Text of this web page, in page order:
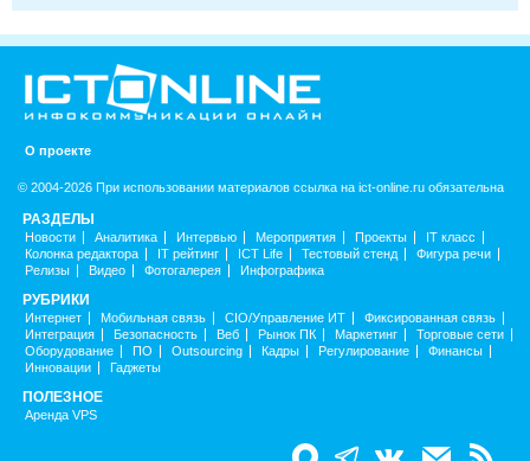
О проекте
© 2004-2026 При использовании материалов ссылка на ict-online.ru обязательна
РАЗДЕЛЫ
Новости Аналитика Интервью Мероприятия Проекты
IT класс
Колонка редактора
IT рейтинг ICT Life Тестовый стенд
Фигура речи
Релизы
Видео Фотогалерея Инфографика
РУБРИКИ
Интернет Мобильная связь CIO/Управление ИТ
Фиксированная связь
Интеграция
Безопасность Веб Рынок ПК Маркетинг
Торговые сети
Оборудование
ПО Outsourcing Кадры Регулирование
Финансы
Инновации
Гаджеты
ПОЛЕЗНОЕ
Аренда VPS